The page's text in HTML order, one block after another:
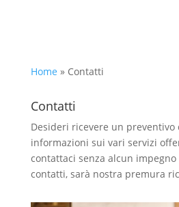
Home » Contatti
Contatti
Desideri ricevere un
informazioni sui vari servizi
contattaci senza alcun
contatti, sarà nostra premura